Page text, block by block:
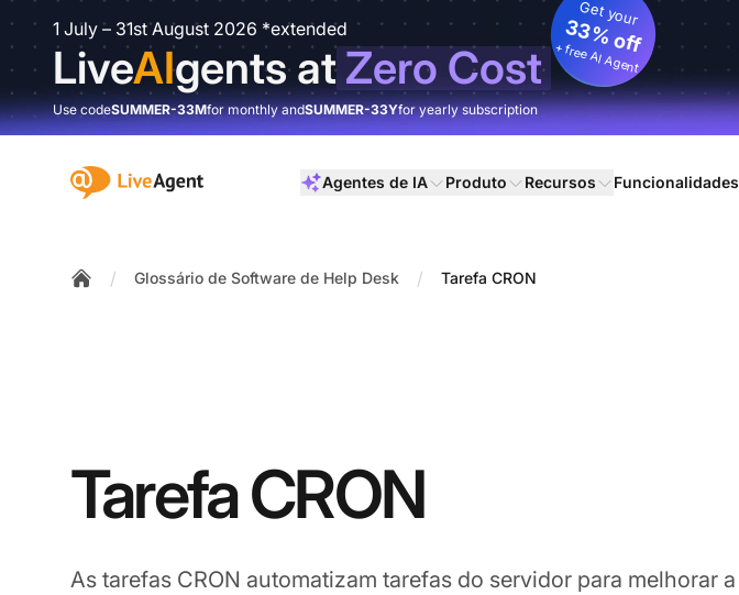
1 July – 31st August 2026 *extended
LiveAIgents atZero Cost
Get your
33% off
+ free AI Agent
Use codeSUMMER-33Mfor monthly andSUMMER-33Yfor yearly subscription
:site.title Agentes de IA Produto Recursos Funcionalidades
/ Glossário de Software de Help Desk / Tarefa CRON
Tarefa CRON
As tarefas CRON automatizam tarefas do servidor para melhorar a